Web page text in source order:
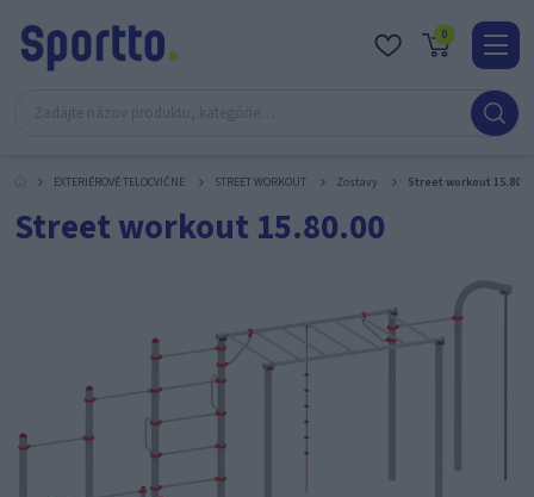
0
O
EXTERIÉROVÉ TELOCVIČNE STREET WORKOUT Zostavy Street workout
Street workout 15.80.00